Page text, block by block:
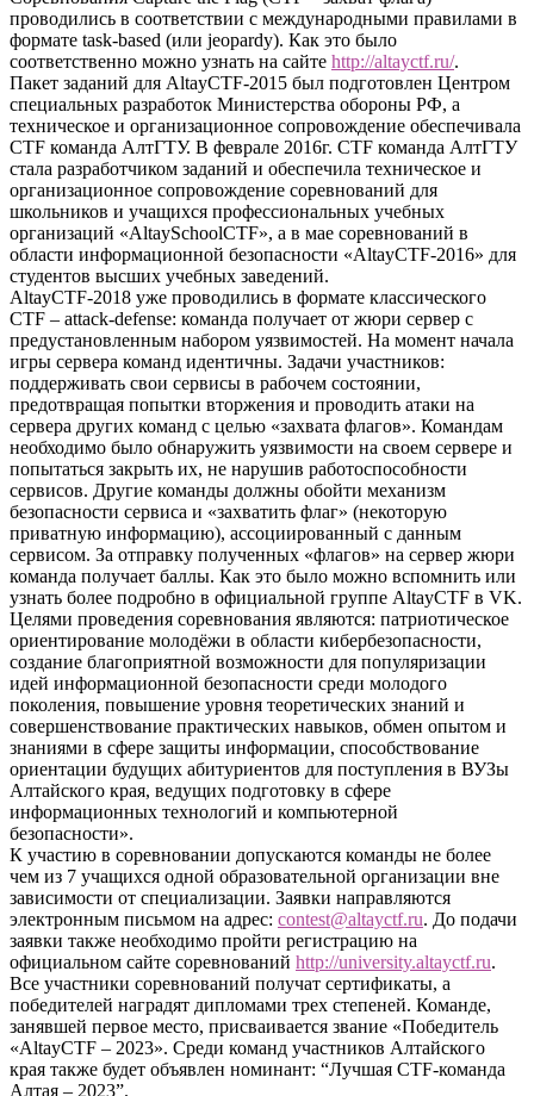
проводились в соответствии с международными правилами в
формате task-based (или jeopardy). Как это было
соответственно можно узнать на сайте http://altayctf.ru/.
Пакет заданий для AltayCTF-2015 был подготовлен Центром
специальных разработок Министерства обороны РФ, а
техническое и организационное сопровождение обеспечивала
CTF команда АлтГТУ. В феврале 2016г. CTF команда АлтГТУ
стала разработчиком заданий и обеспечила техническое и
организационное сопровождение соревнований для
школьников и учащихся профессиональных учебных
организаций «AltaySchoolCTF», а в мае соревнований в
области информационной безопасности «AltayCTF-2016» для
студентов высших учебных заведений.
AltayCTF-2018 уже проводились в формате классического
CTF – attack-defense: команда получает от жюри сервер с
предустановленным набором уязвимостей. На момент начала
игры сервера команд идентичны. Задачи участников:
поддерживать свои сервисы в рабочем состоянии,
предотвращая попытки вторжения и проводить атаки на
сервера других команд с целью «захвата флагов». Командам
необходимо было обнаружить уязвимости на своем сервере и
попытаться закрыть их, не нарушив работоспособности
сервисов. Другие команды должны обойти механизм
безопасности сервиса и «захватить флаг» (некоторую
приватную информацию), ассоциированный с данным
сервисом. За отправку полученных «флагов» на сервер жюри
команда получает баллы. Как это было можно вспомнить или
узнать более подробно в официальной группе AltayCTF в VK.
Целями проведения соревнования являются: патриотическое
ориентирование молодёжи в области кибербезопасности,
создание благоприятной возможности для популяризации
идей информационной безопасности среди молодого
поколения, повышение уровня теоретических знаний и
совершенствование практических навыков, обмен опытом и
знаниями в сфере защиты информации, способствование
ориентации будущих абитуриентов для поступления в ВУЗы
Алтайского края, ведущих подготовку в сфере
информационных технологий и компьютерной
безопасности».
К участию в соревновании допускаются команды не более
чем из 7 учащихся одной образовательной организации вне
зависимости от специализации. Заявки направляются
электронным письмом на адрес: contest@altayctf.ru. До подачи
заявки также необходимо пройти регистрацию на
официальном сайте соревнований http://university.altayctf.ru.
Все участники соревнований получат сертификаты, а
победителей наградят дипломами трех степеней. Команде,
занявшей первое место, присваивается звание «Победитель
«AltayCTF – 2023». Среди команд участников Алтайского
края также будет объявлен номинант: “Лучшая CTF-команда
Алтая – 2023”.